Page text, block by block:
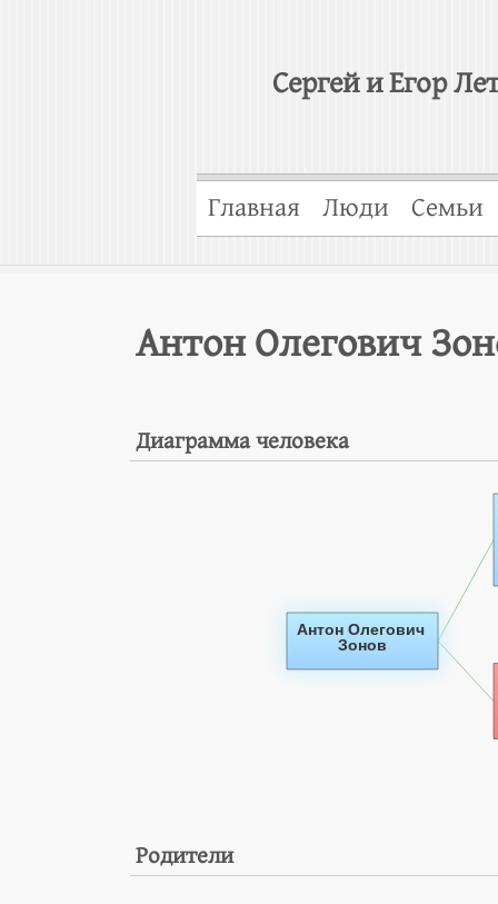
Сергей и Егор
Главная Люди Семьи
Антон Олегович
Диаграмма человека
Родители